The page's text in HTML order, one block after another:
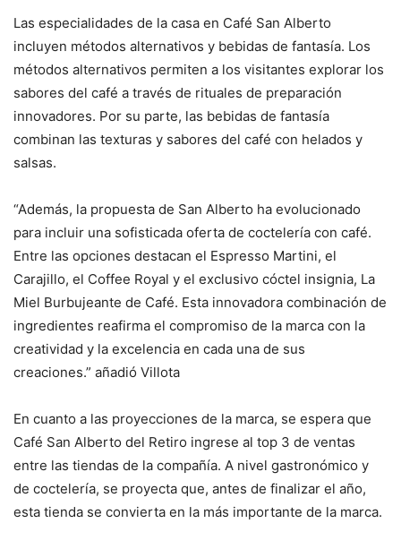
Las especialidades de la casa en Café San Alberto
incluyen métodos alternativos y bebidas de fantasía. Los
métodos alternativos permiten a los visitantes explorar los
sabores del café a través de rituales de preparación
innovadores. Por su parte, las bebidas de fantasía
combinan las texturas y sabores del café con helados y
salsas.
“Además, la propuesta de San Alberto ha evolucionado
para incluir una sofisticada oferta de coctelería con café.
Entre las opciones destacan el Espresso Martini, el
Carajillo, el Coffee Royal y el exclusivo cóctel insignia, La
Miel Burbujeante de Café. Esta innovadora combinación de
ingredientes reafirma el compromiso de la marca con la
creatividad y la excelencia en cada una de sus
creaciones.” añadió Villota
En cuanto a las proyecciones de la marca, se espera que
Café San Alberto del Retiro ingrese al top 3 de ventas
entre las tiendas de la compañía. A nivel gastronómico y
de coctelería, se proyecta que, antes de finalizar el año,
esta tienda se convierta en la más importante de la marca.